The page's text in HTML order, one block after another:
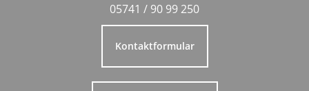
05741 / 90 99 250
Kontaktformular